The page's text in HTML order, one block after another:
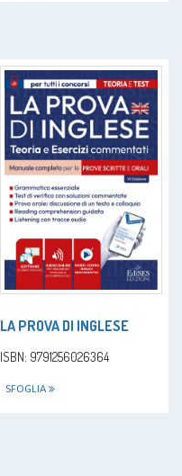
LA PROVA DI INGLESE
ISBN: 9791256026364
SFOGLIA